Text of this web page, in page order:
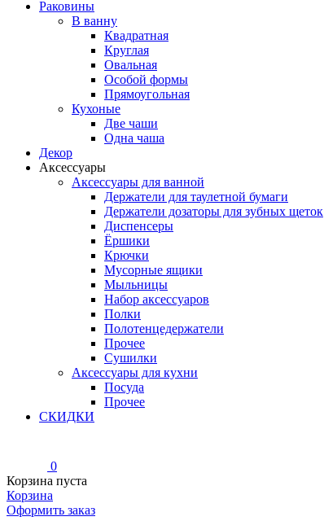
Раковины
В ванну
Квадратная
Круглая
Овальная
Особой формы
Прямоугольная
Кухоные
Две чаши
Одна чаша
Декор
Аксессуары
Аксессуары для ванной
Держатели для таулетной бумаги
Держатели дозаторы для зубных щеток
Диспенсеры
Ёршики
Крючки
Мусорные ящики
Мыльницы
Набор аксессуаров
Полки
Полотенцедержатели
Прочее
Сушилки
Аксессуары для кухни
Посуда
Прочее
СКИДКИ
0
Корзина пуста
Корзина
Оформить заказ